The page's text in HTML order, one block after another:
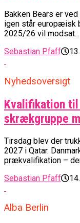
Bakken Bears er
igen står europæisk
2025/26 vil modsat...
Sebastian Pfaff
Nyhedsoversigt
Kvalifikation
skrækgruppe
Tirsdag blev der
2027 i Qatar.
prækvalifikation –
Sebastian Pfaff
Alba Berlin